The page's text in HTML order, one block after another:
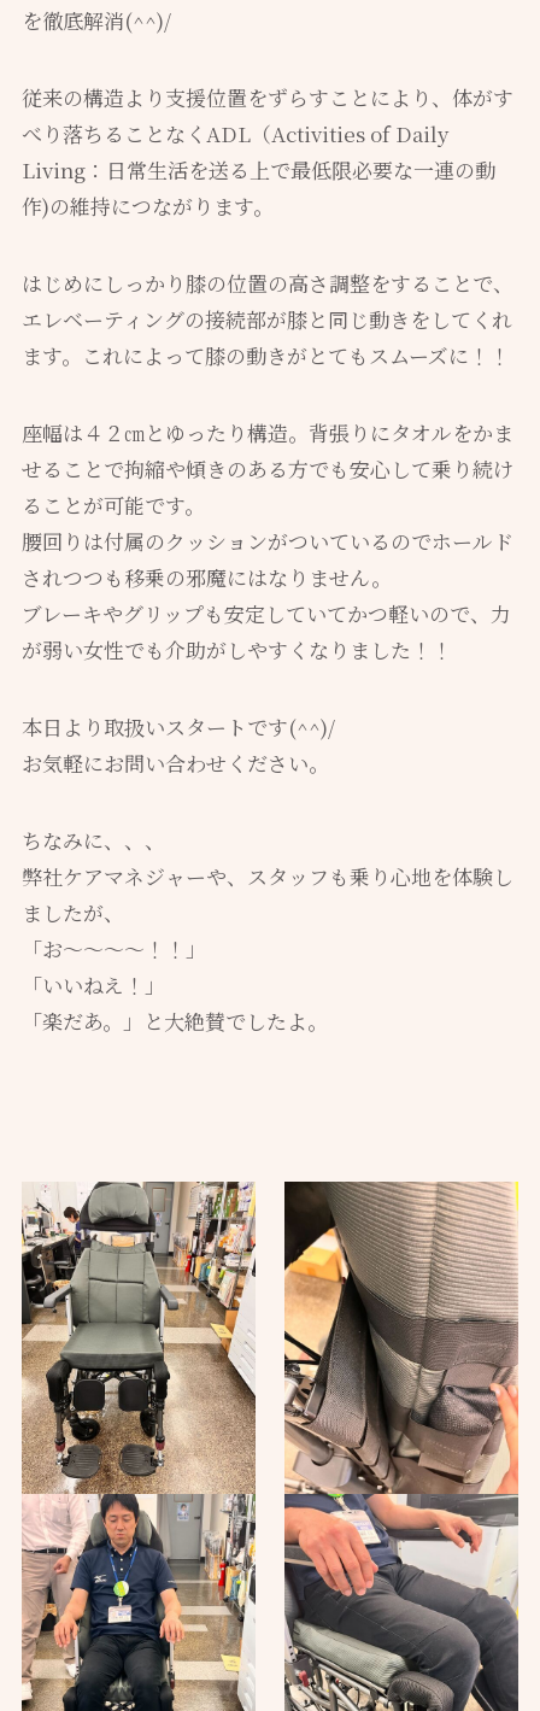
を徹底解消(^^)/
従来の構造より支援位置をずらすことにより、体がす
べり落ちることなくADL（Activities of Daily
Living：日常生活を送る上で最低限必要な一連の動
作)の維持につながります。
はじめにしっかり膝の位置の高さ調整をすることで、
エレベーティングの接続部が膝と同じ動きをしてくれ
ます。これによって膝の動きがとてもスムーズに！！
座幅は４２㎝とゆったり構造。背張りにタオルをかま
せることで拘縮や傾きのある方でも安心して乗り続け
ることが可能です。
腰回りは付属のクッションがついているのでホールド
されつつも移乗の邪魔にはなりません。
ブレーキやグリップも安定していてかつ軽いので、力
が弱い女性でも介助がしやすくなりました！！
本日より取扱いスタートです(^^)/
お気軽にお問い合わせください。
ちなみに、、、
弊社ケアマネジャーや、スタッフも乗り心地を体験し
ましたが、
「お～～～～！！」
「いいねえ！」
「楽だあ。」と大絶賛でしたよ。